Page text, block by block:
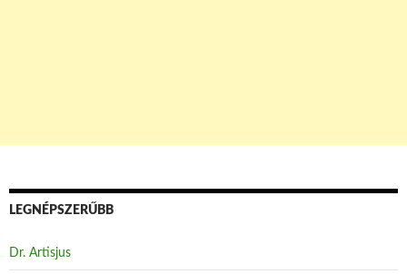
LEGNÉPSZERŰBB
Dr. Artisjus